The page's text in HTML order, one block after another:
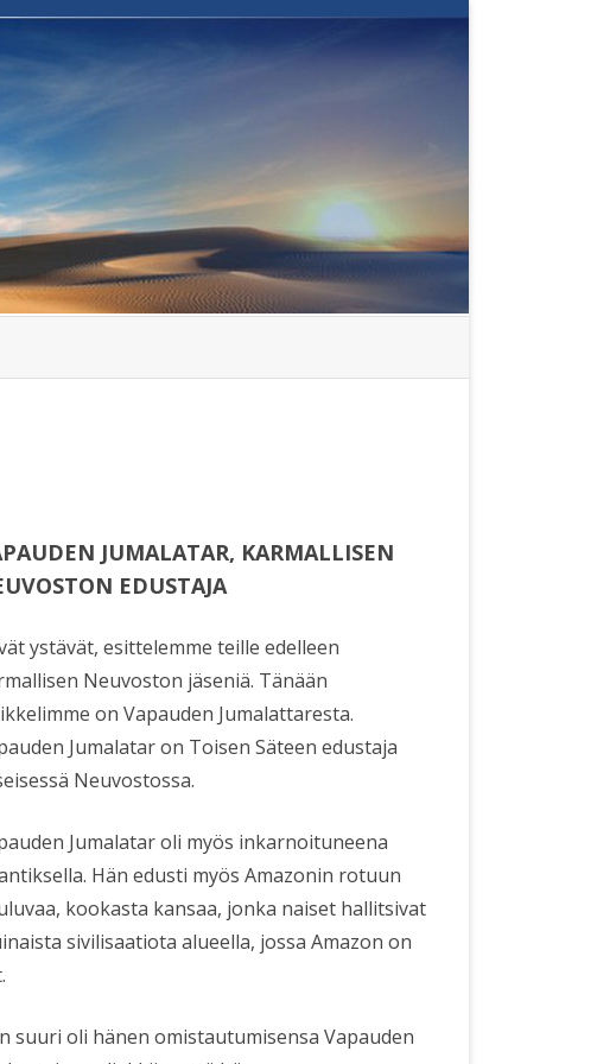
JUMALATAR, KARMALLISEN
EDUSTAJA
ystävät, esittelemme teille edelleen
Neuvoston jäseniä. Tänään
on Vapauden Jumalattaresta.
Jumalatar on Toisen Säteen edustaja
Neuvostossa.
Jumalatar oli myös inkarnoituneena
Hän edusti myös Amazonin rotuun
kookasta kansaa, jonka naiset hallitsivat
sivilisaatiota alueella, jossa Amazon on
suuri oli hänen omistautumisensa Vapauden